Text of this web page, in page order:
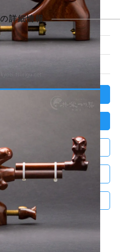
詳細情報
格
イン
方法について
て問い合わせる